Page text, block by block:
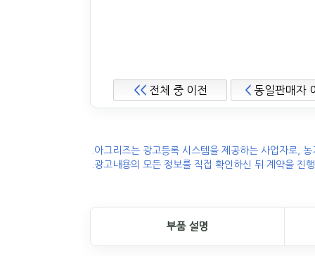
<<전체 중 이전 < 동일판매자
.아그리즈는 광고등록 시스템을 제공하는 사업자로,
.광고내용의 모든 정보를 직접 확인하신 뒤 계약을 진
부품 설명